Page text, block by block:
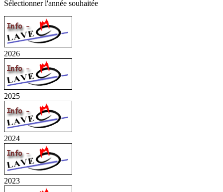
Sélectionner l'année souhaitée
2026
2025
2024
2023